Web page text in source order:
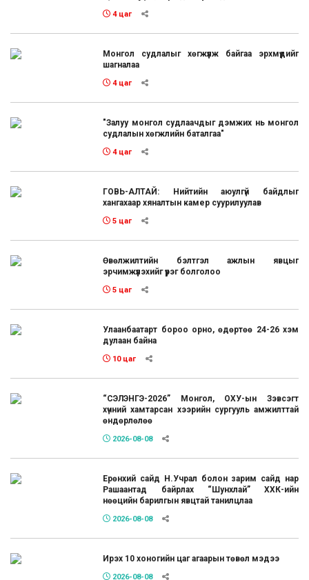
4 цаг
Монгол судлалыг хөгжүүлж байгаа эрхмүүдийг
шагналаа
4 цаг
"Залуу монгол судлаачдыг дэмжих нь монгол
судлалын хөгжлийн баталгаа"
4 цаг
ГОВЬ-АЛТАЙ: Нийтийн аюулгүй байдлыг
хангахаар хяналтын камер суурилуулав
5 цаг
Өвөлжилтийн бэлтгэл ажлын явцыг
эрчимжүүлэхийг үүрэг болголоо
5 цаг
Улаанбаатарт бороо орно, өдөртөө 24-26 хэм
дулаан байна
10 цаг
“СЭЛЭНГЭ-2026” Монгол, ОХУ-ын Зэвсэгт
хүчний хамтарсан хээрийн сургууль амжилттай
өндөрлөлөө
2026-08-08
Ерөнхий сайд Н.Учрал болон зарим сайд нар
Рашаантад байрлах “Шунхлай” ХХК-ийн
нөөцийн барилгын явцтай танилцлаа
2026-08-08
Ирэх 10 хоногийн цаг агаарын төвөл мэдээ
2026-08-08